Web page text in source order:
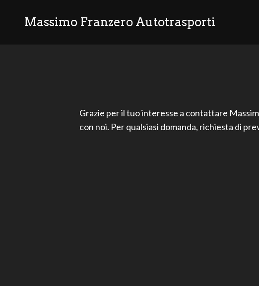
Massimo Franzero Autotrasporti
Grazie per il tuo interesse a contattare
con noi. Per qualsiasi domanda, richiesta di